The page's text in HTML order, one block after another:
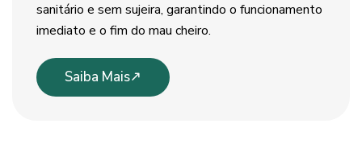
sanitário e sem sujeira, garantindo o funcionamento
imediato e o fim do mau cheiro.
Saiba Mais